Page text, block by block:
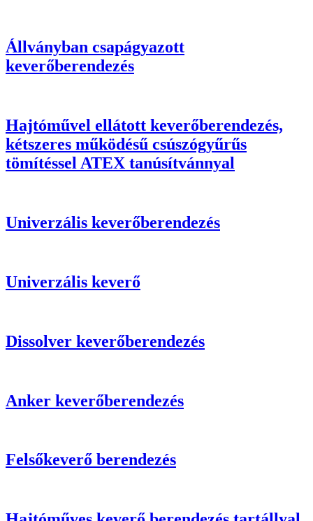
Állványban csapágyazott
keverőberendezés
Hajtóművel ellátott keverőberendezés,
kétszeres működésű csúszógyűrűs
tömítéssel ATEX tanúsítvánnyal
Univerzális keverőberendezés
Univerzális keverő
Dissolver keverőberendezés
Anker keverőberendezés
Felsőkeverő berendezés